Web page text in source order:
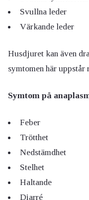
Svullna leder
Värkande leder
Husdjuret kan även
symtomen här
Symtom på
Feber
Trötthet
Nedstämdhet
Stelhet
Haltande
Diarré